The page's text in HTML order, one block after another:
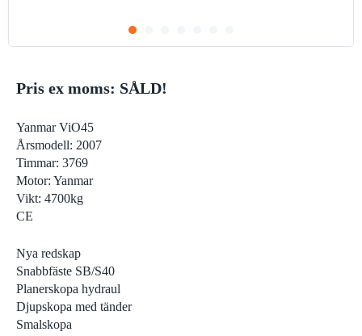
Pris ex moms: SÅLD!
Yanmar ViO45
Årsmodell: 2007
Timmar: 3769
Motor: Yanmar
Vikt: 4700kg
CE
Nya redskap
Snabbfäste SB/S40
Planerskopa hydraul
Djupskopa med tänder
Smalskopa